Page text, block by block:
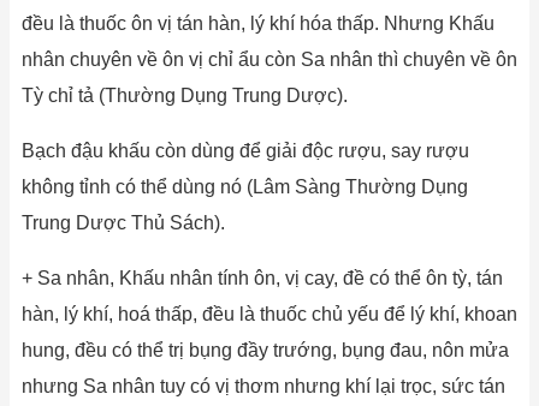
đều là thuốc ôn vị tán hàn, lý khí hóa thấp. Nhưng Khấu
nhân chuyên về ôn vị chỉ ẩu còn Sa nhân thì chuyên về ôn
Tỳ chỉ tả (Thường Dụng Trung Dược).
Bạch đậu khấu còn dùng để giải độc rượu, say rượu
không tỉnh có thể dùng nó (Lâm Sàng Thường Dụng
Trung Dược Thủ Sách).
+ Sa nhân, Khấu nhân tính ôn, vị cay, đề có thể ôn tỳ, tán
hàn, lý khí, hoá thấp, đều là thuốc chủ yếu để lý khí, khoan
hung, đều có thể trị bụng đầy trướng, bụng đau, nôn mửa
nhưng Sa nhân tuy có vị thơm nhưng khí lại trọc, sức tán